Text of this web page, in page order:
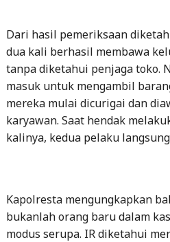
Dari hasil pemeriksaan
dua kali berhasil membawa
tanpa diketahui penjaga toko.
masuk untuk mengambil
mereka mulai dicurigai dan
karyawan. Saat hendak
kalinya, kedua pelaku
Kapolresta mengungkapkan
bukanlah orang baru dalam
modus serupa. IR diketahui